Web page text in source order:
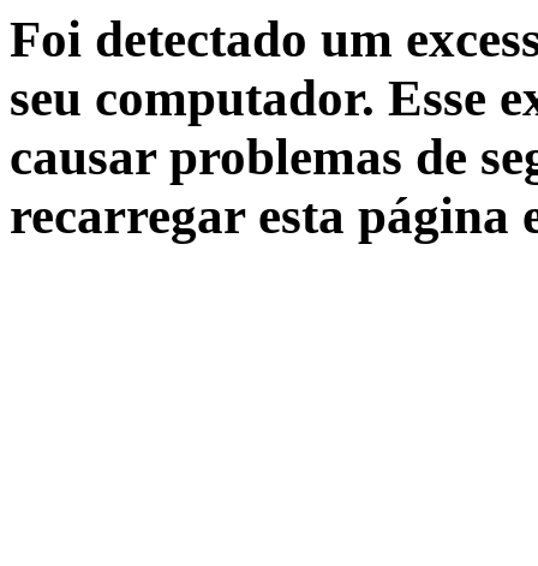
Foi detectado um
seu computador. Esse
causar problemas de
recarregar esta página